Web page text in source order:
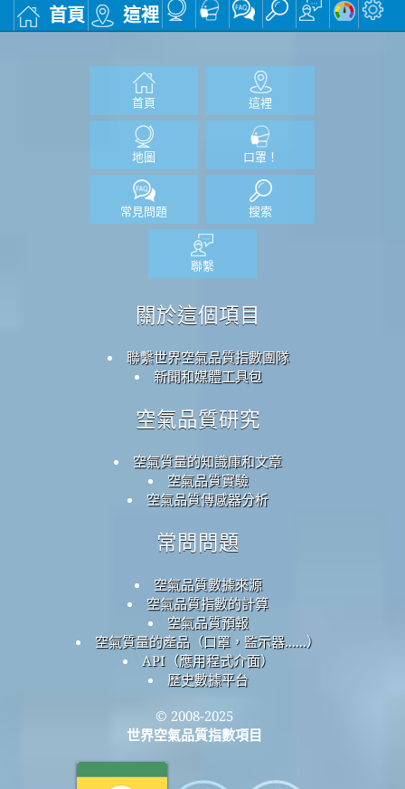
首頁 這裡
首頁 這裡
地圖 口罩！
常見問題 搜索
聯繫
關於這個項目
聯繫世界空氣品質指數團隊
新聞和媒體工具包
空氣品質研究
空氣質量的知識庫和文章
空氣品質實驗
空氣品質傳感器分析
常問問題
空氣品質數據來源
空氣品質指數的計算
空氣品質預報
空氣質量的產品（口罩，監示器......）
API（應用程式介面）
歷史數據平台
© 2008-2025
世界空氣品質指數項目